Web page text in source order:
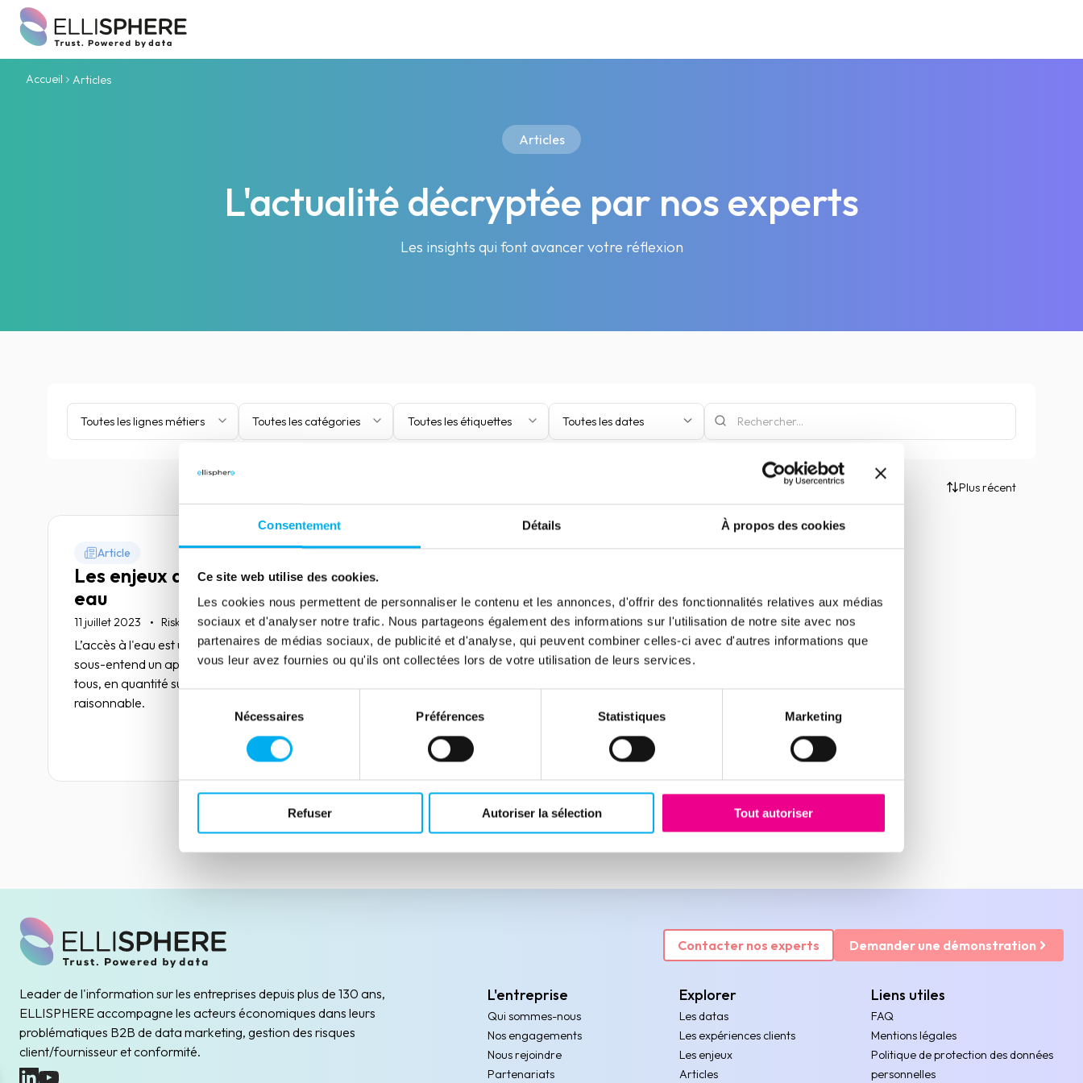
Consentement Détails À propos des cookies
Ce site web utilise des cookies.
Les cookies nous permettent de personnaliser le contenu et les annonces, d'offrir des fonctionnalités relatives aux médias
sociaux et d'analyser notre trafic. Nous partageons également des informations sur l'utilisation de notre site avec nos
partenaires de médias sociaux, de publicité et d'analyse, qui peuvent combiner celles-ci avec d'autres informations que
vous leur avez fournies ou qu'ils ont collectées lors de votre utilisation de leurs services.
consentement
Nécessaires Préférences Statistiques Marketing
Refuser Autoriser la sélection Tout autoriser
Accueil Articles
Articles
L'actualité décryptée par nos experts
Les insights qui font avancer votre réflexion
Toutes les lignes métiers Toutes les catégories Toutes les étiquettes Toutes les dates
Plus récent
Article
Les enjeux de la ressource en
eau
11 juillet 2023 Risk management
L’accès à l'eau est un droit fondamental qui
sous-entend un approvisionnement garanti à
tous, en quantité suffisante et à un coût
raisonnable.
Lire la suite
Contacter nos experts Demander une démonstration
Leader de l'information sur les entreprises depuis plus de 130 ans,
ELLISPHERE accompagne les acteurs économiques dans leurs
problématiques B2B de data marketing, gestion des risques
client/fournisseur et conformité.
(nouvelle fenêtre)
(nouvelle fenêtre)
L'entreprise
Qui sommes-nous
Nos engagements
Nous rejoindre
Partenariats
Explorer
Les datas
Les expériences clients
Les enjeux
Articles
Liens utiles
FAQ
Mentions légales
Politique de protection des données
personnelles